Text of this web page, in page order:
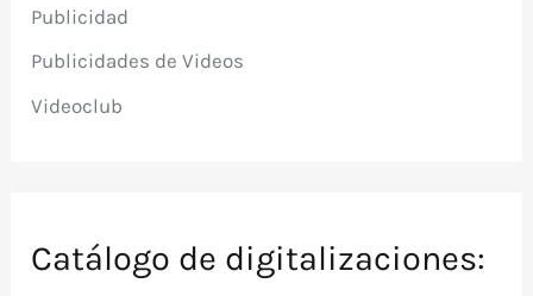
Publicidad
Publicidades de Videos
Videoclub
Catálogo de digitalizaciones: